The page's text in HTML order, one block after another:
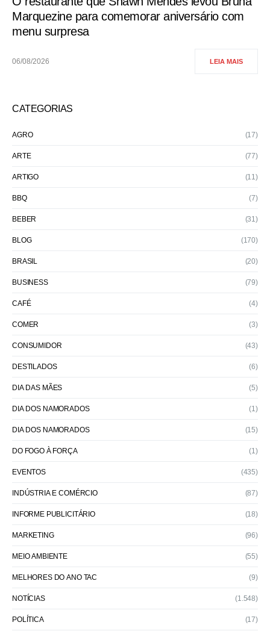
Marquezine para comemorar aniversário com
menu surpresa
06/08/2026 LEIA MAIS
CATEGORIAS
AGRO (17)
ARTE (77)
ARTIGO (11)
BBQ (7)
BEBER (31)
BLOG (170)
BRASIL (20)
BUSINESS (79)
CAFÉ (4)
COMER (3)
CONSUMIDOR (43)
DESTILADOS (6)
DIA DAS MÃES (5)
DIA DOS NAMORADOS (1)
DIA DOS NAMORADOS (15)
DO FOGO À FORÇA (1)
EVENTOS (435)
INDÚSTRIA E COMÉRCIO (87)
INFORME PUBLICITÁRIO (18)
MARKETING (96)
MEIO AMBIENTE (55)
MELHORES DO ANO TAC (9)
NOTÍCIAS (1.548)
POLÍTICA (17)